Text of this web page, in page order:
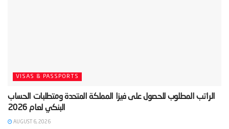
VISAS & PASSPORTS
‫الراتب المطلوب للحصول على فيزا المملكة المتحدة ومتطلبات الحساب
AUGUST 6, 2026